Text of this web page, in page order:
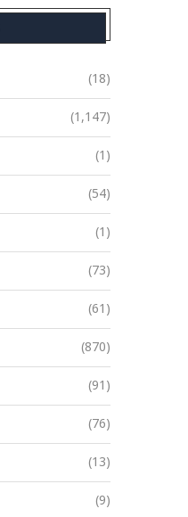
(18)
(1,147)
(1)
(54)
(1)
(73)
(61)
(870)
(91)
(76)
(13)
(9)